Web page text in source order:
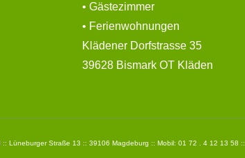
• Gästezimmer
• Ferienwohnungen
Klädener Dorfstrasse 35
39628 Bismark OT Kläden
Lüneburger Straße 13 :: 39106 Magdeburg :: Mobil: 01 72 . 4 12 13 58 ::